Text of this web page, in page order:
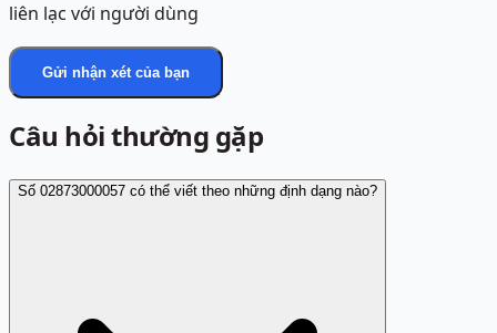
liên lạc với người dùng
Gửi nhận xét của bạn
Câu hỏi thường gặp
Số 02873000057 có thể viết theo những định dạng nào?